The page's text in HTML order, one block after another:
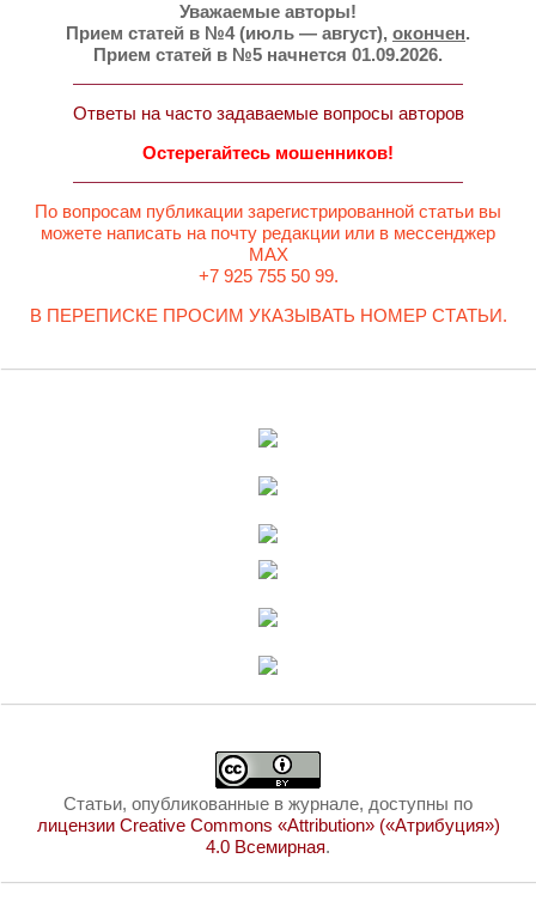
Уважаемые авторы!
Прием статей в №4 (июль — август), окончен.
Прием статей в №5 начнется 01.09.2026.
Ответы на часто задаваемые вопросы авторов
Остерегайтесь мошенников!
По вопросам публикации зарегистрированной статьи вы
можете написать на почту редакции или в мессенджер
MAX
+7 925 755 50 99.
В ПЕРЕПИСКЕ ПРОСИМ УКАЗЫВАТЬ НОМЕР СТАТЬИ.
Статьи, опубликованные в журнале, доступны по
лицензии Creative Commons «Attribution» («Атрибуция»)
4.0 Всемирная.